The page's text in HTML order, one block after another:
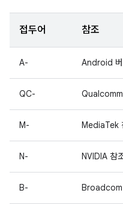
접두어 참조
A- Android
QC-
M- MediaTek
N- NVIDIA 참
B- Broadcom